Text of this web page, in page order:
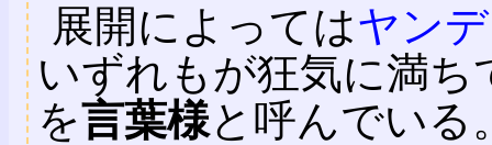
展開によってはヤン
いずれもが狂気に満
を言葉様と呼んでいる